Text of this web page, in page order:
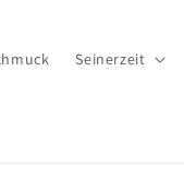
Seinerzeit